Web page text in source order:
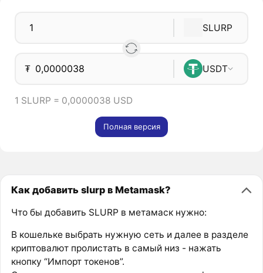
SLURP
₮ USDT
1 SLURP = 0,0000038 USD
Полная версия
Как добавить slurp в Metamask?
Что бы добавить SLURP в метамаск нужно:
В кошельке выбрать нужную сеть и далее в разделе
криптовалют пролистать в самый низ - нажать
кнопку “Импорт токенов”.